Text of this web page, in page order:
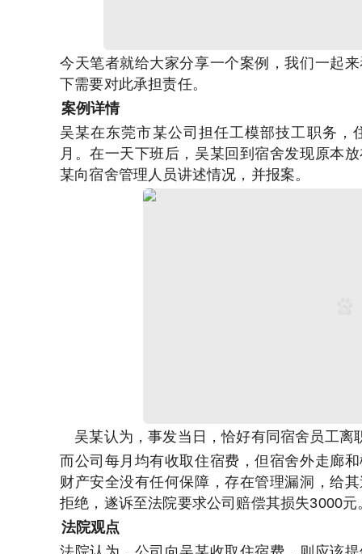
今天笔者就给大家分享一个案例，我们一起
下需要对此承担责任。
案例详情
吴某在东莞市某公司担任工模部技工职务
月。在一天下班后，吴某回到宿舍发现原本
某向宿舍管理人员讲述情况，并报案。
吴某认为，事发当日，恰好有同宿舍员工离
而公司每月均有收取住宿费，但宿舍外走廊
财产安全没有任何保障，存在管理漏洞，给
拒绝，遂诉至法院要求公司赔偿其损失3000元
法院观点